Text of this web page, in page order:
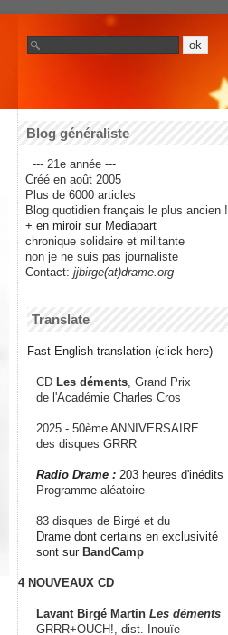
Blog généraliste
--- 21e année ---
Créé en août 2005
Plus de 6000 articles
Blog quotidien français le plus ancien !
+ en miroir sur Mediapart
chronique solidaire et militante
non je ne suis pas journaliste
Contact: jjbirge(at)drame.org
Translate
Fast English translation (click here)
CD Les déments , Grand Prix
de l'Académie Charles Cros
2025 - 50ème ANNIVERSAIRE
des disques GRRR
Radio Drame : 203 heures d'inédits
Programme aléatoire
83 disques de Birgé et du
Drame dont certains en exclusivité
sont sur BandCamp
4 NOUVEAUX CD
Lavant Birgé Martin Les déments
GRRR+OUCH!, dist. Inouïe